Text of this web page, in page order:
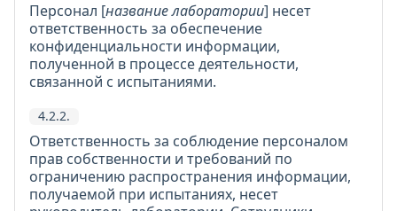
Персонал [название лаборатории] несет
ответственность за обеспечение
конфиденциальности информации,
полученной в процессе деятельности,
связанной с испытаниями.
4.2.2.
Ответственность за соблюдение персоналом
прав собственности и требований по
ограничению распространения информации,
получаемой при испытаниях, несет